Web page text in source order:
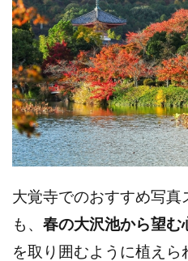
大覚寺でのおすすめ写
も、 春の大沢池から望む
を取り囲むように植え